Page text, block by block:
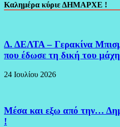
Καλημέρα κύριε ΔΗΜΑΡΧΕ !
Δ. ΔΕΛΤΑ – Γερακίνα
που έδωσε τη δική του
24 Ιουλίου 2026
Μέσα και εξω από την…
!